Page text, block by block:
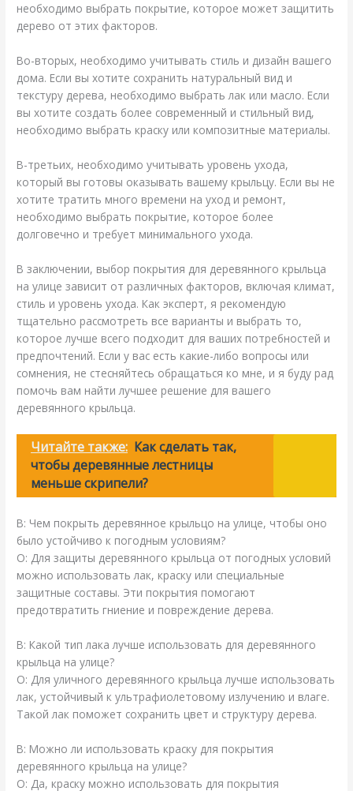
необходимо выбрать покрытие, которое может защитить
дерево от этих факторов.
Во-вторых, необходимо учитывать стиль и дизайн вашего
дома. Если вы хотите сохранить натуральный вид и
текстуру дерева, необходимо выбрать лак или масло. Если
вы хотите создать более современный и стильный вид,
необходимо выбрать краску или композитные материалы.
В-третьих, необходимо учитывать уровень ухода,
который вы готовы оказывать вашему крыльцу. Если вы не
хотите тратить много времени на уход и ремонт,
необходимо выбрать покрытие, которое более
долговечно и требует минимального ухода.
В заключении, выбор покрытия для деревянного крыльца
на улице зависит от различных факторов, включая климат,
стиль и уровень ухода. Как эксперт, я рекомендую
тщательно рассмотреть все варианты и выбрать то,
которое лучше всего подходит для ваших потребностей и
предпочтений. Если у вас есть какие-либо вопросы или
сомнения, не стесняйтесь обращаться ко мне, и я буду рад
помочь вам найти лучшее решение для вашего
деревянного крыльца.
Читайте также: Как сделать так,
чтобы деревянные лестницы
меньше скрипели?
В: Чем покрыть деревянное крыльцо на улице, чтобы оно
было устойчиво к погодным условиям?
О: Для защиты деревянного крыльца от погодных условий
можно использовать лак, краску или специальные
защитные составы. Эти покрытия помогают
предотвратить гниение и повреждение дерева.
В: Какой тип лака лучше использовать для деревянного
крыльца на улице?
О: Для уличного деревянного крыльца лучше использовать
лак, устойчивый к ультрафиолетовому излучению и влаге.
Такой лак поможет сохранить цвет и структуру дерева.
В: Можно ли использовать краску для покрытия
деревянного крыльца на улице?
О: Да, краску можно использовать для покрытия